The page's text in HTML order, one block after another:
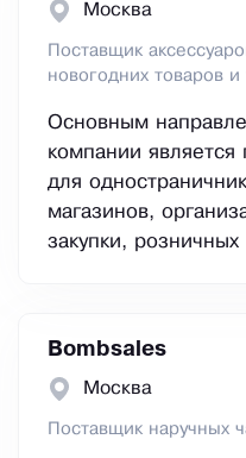
Москва
Поставщик
новогодних товаров и
Основным
компании
для
магазинов,
закупки,
Bombsales
Москва
Поставщик наручных